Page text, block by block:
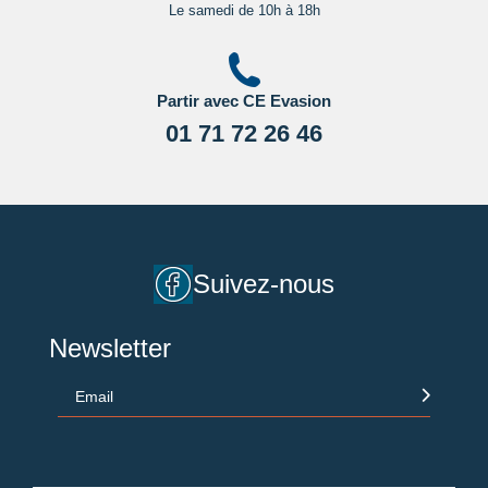
Le samedi de 10h à 18h
Partir avec CE Evasion
01 71 72 26 46
Suivez-nous
Newsletter
Email